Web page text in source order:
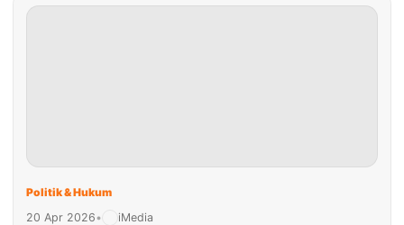
Politik & Hukum
20 Apr 2026• iMedia